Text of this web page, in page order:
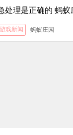
处理是正确的 蚂蚁
游戏新闻 蚂蚁庄园